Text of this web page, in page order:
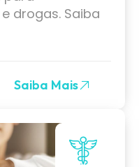
drogas. Saiba
Saiba Mais